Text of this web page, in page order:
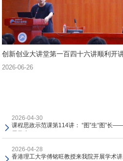
创新创业大讲堂第一百四十六讲顺利开
2026-06-26
2026-04-30
课程思政示范课第114讲： “图”生“图”长
2026-04-28
香港理工大学傅铭旺教授来我院开展学术